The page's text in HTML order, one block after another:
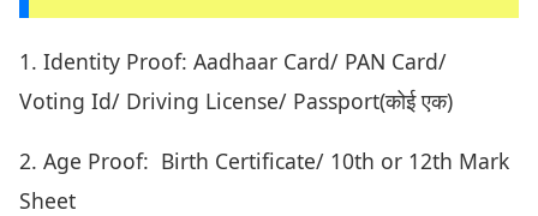
1. Identity Proof: Aadhaar Card/ PAN Card/
Voting Id/ Driving License/ Passport(कोई एक)
2. Age Proof: Birth Certificate/ 10th or 12th Mark
Sheet